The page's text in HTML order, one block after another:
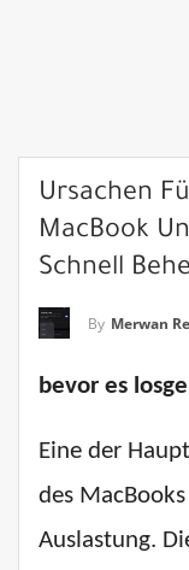
Ursachen
MacBook
Schnell
By Merwan
bevor es
Eine der
des
Auslastung.